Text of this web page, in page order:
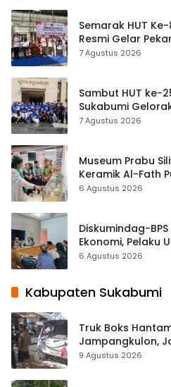
Semarak HUT
Resmi Gelar
Tradisional
7 Agustus 2026
Sambut HUT ke-
Sukabumi
ASRI Lewat Aksi
7 Agustus 2026
Museum Prabu
Keramik Al-Fath
Hampir 500
6 Agustus 2026
Diskumindag-
Ekonomi, Pelaku
Terbuka Beri Data
6 Agustus 2026
Kabupaten Sukabumi
Truk Boks
Jampangkulon,
Titik yang Sama
9 Agustus 2026